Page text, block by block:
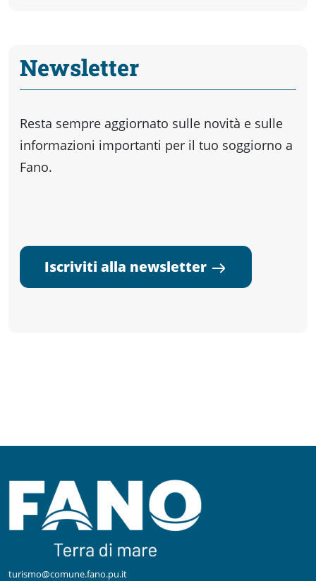
Newsletter
Resta sempre aggiornato sulle novità e sulle
informazioni importanti per il tuo soggiorno a
Fano.
Iscriviti alla newsletter
turismo@comune.fano.pu.it